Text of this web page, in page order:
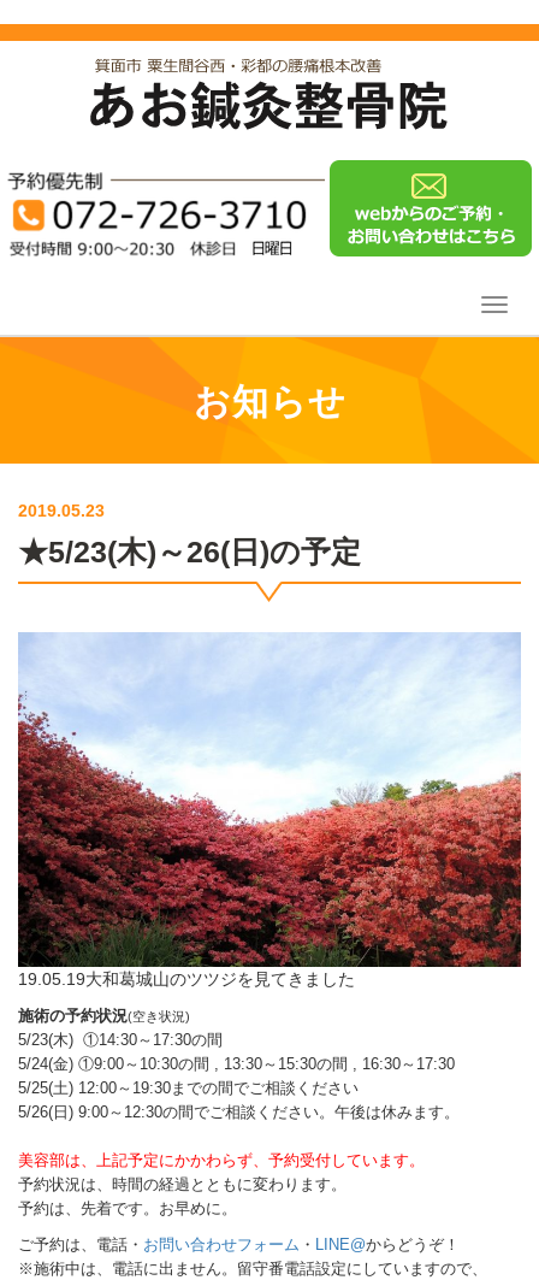
お知らせ
2019.05.23
★5/23(木)～26(日)の予定
19.05.19大和葛城山のツツジを見てきました
施術の予約状況(空き状況)
5/23(木) ①14:30～17:30の間
5/24(金) ①9:00～10:30の間 , 13:30～15:30の間 , 16:30～17:30
5/25(土) 12:00～19:30までの間でご相談ください
5/26(日) 9:00～12:30の間でご相談ください。午後は休みます。
美容部は、上記予定にかかわらず、予約受付しています。
予約状況は、時間の経過とともに変わります。
予約は、先着です。 お早めに。
ご予約は、電話・ お問い合わせフォーム ・ LINE@からどうぞ！
※施術中は、電話に出ません。留守番電話設定にしていますので、